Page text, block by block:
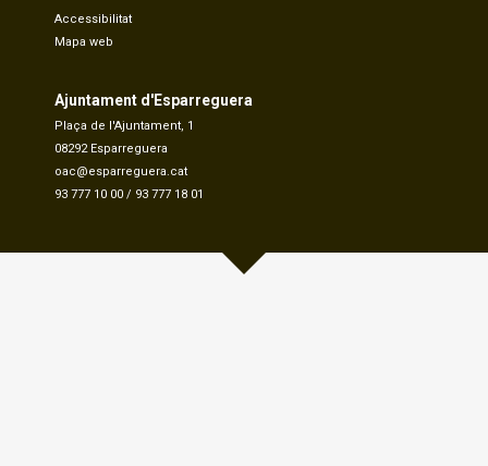
Accessibilitat
Mapa web
Ajuntament d'Esparreguera
Plaça de l'Ajuntament, 1
08292 Esparreguera
oac@esparreguera.cat
93 777 10 00 / 93 777 18 01